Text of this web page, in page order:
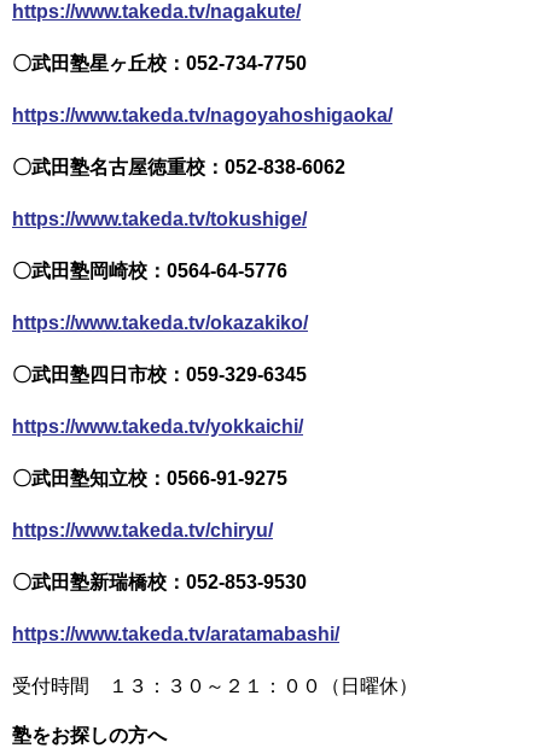
https://www.takeda.tv/nagakute/
〇武田塾星ヶ丘校：052-734-7750
https://www.takeda.tv/nagoyahoshigaoka/
〇武田塾名古屋徳重校：052-838-6062
https://www.takeda.tv/tokushige/
〇武田塾岡崎校：0564-64-5776
https://www.takeda.tv/okazakiko/
〇武田塾四日市校：059-329-6345
https://www.takeda.tv/yokkaichi/
〇武田塾知立校：0566-91-9275
https://www.takeda.tv/chiryu/
〇武田塾新瑞橋校：052-853-9530
https://www.takeda.tv/aratamabashi/
受付時間 １３：３０～２１：００（日曜休）
塾をお探しの方へ